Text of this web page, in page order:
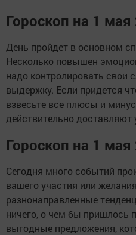
Гороскоп на 1
День пройдет в основном
Несколько повышен
надо контролировать свои
выдержку. Если придется
взвесьте все плюсы и
действительно доставляют
Гороскоп на 1
Сегодня много событий
вашего участия или
разнонаправленные
ничего, о чем бы пришлось
выгодные предложения,